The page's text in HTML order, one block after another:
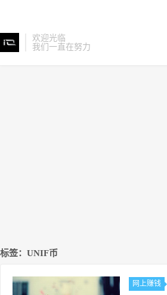
欢迎光临
我们一直在努力
标签：UNIF币
网上赚钱